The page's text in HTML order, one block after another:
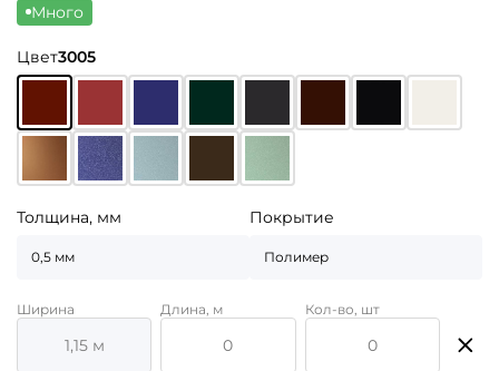
Много
Цвет3005
Толщина, мм
0,5 мм
Покрытие
Полимер
Ширина Длина, м Кол-во, шт